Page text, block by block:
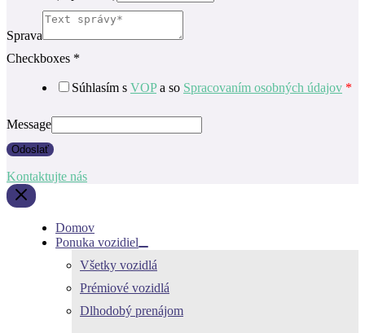
Sprava
Checkboxes *
Súhlasím s VOPa so Spracovaním osobných údajov *
Message
Odoslať
Kontaktujte nás
Domov
Ponuka vozidiel
Všetky vozidlá
Prémiové vozidlá
Dlhodobý prenájom